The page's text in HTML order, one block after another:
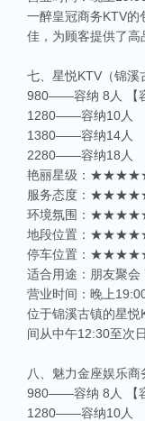
一醉皇冠商务KTV的
佳，为顾客提供了
七、星悦KTV（锦溪
980——容纳 8人 【
1280——容纳10人
1380——容纳14人
2280——容纳18人
艳丽星级：
服务态度：
环境氛围：
地段位置：
停车位置：
适合用途：朋友聚会
营业时间：晚上
位于锦溪古镇的星
间从中午12:30至次
八、魅力金座娱乐商
980——容纳 8人 【
1280——容纳10人